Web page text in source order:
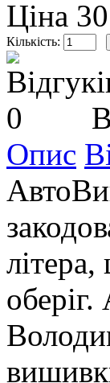
Ціна
Кількість:
Опис
оберіг.